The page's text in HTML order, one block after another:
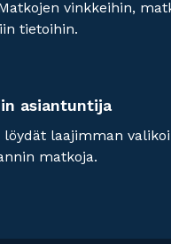
vinkkeihin,
tietoihin.
asiantuntija
löydät laajimman
matkoja.